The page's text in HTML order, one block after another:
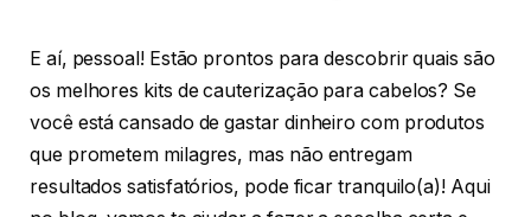
E aí, pessoal! Estão prontos para descobrir quais são
os melhores kits de cauterização para cabelos? Se
você está cansado de gastar dinheiro com produtos
que prometem milagres, mas não entregam
resultados satisfatórios, pode ficar tranquilo(a)! Aqui